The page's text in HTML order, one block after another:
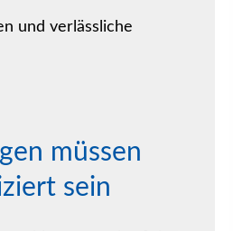
und verlässliche
müssen
sein